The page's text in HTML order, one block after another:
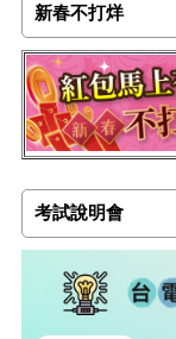
新春不打烊
考試說明會